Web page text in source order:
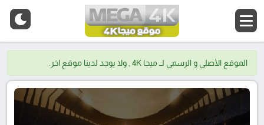
الموقع الأصلي و الرسمي لــ ميجا 4K , ولا يوجد لدينا موقع اخر.